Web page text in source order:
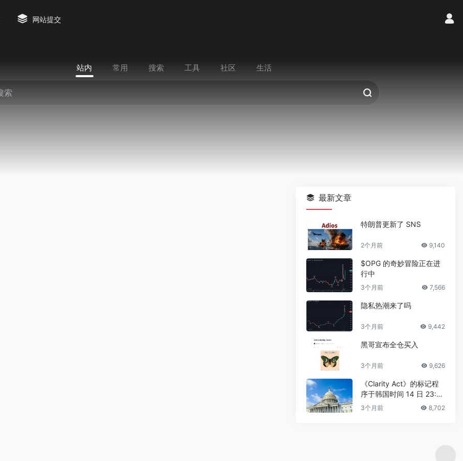
网站提交
站内 常用 搜索 工具 社区 生活
最新文章
特朗普更新了 SNS
2个月前 9,140
$OPG 的奇妙冒险正在进
行中
3个月前 7,566
隐私热潮来了吗
3个月前 9,442
黑哥宣布全仓买入
3个月前 9,626
《Clarity Act》的标记程
序于韩国时间 14 日 23:3
0 进行
3个月前 8,702